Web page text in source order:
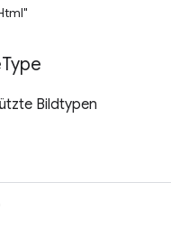
Type
Bildtypen